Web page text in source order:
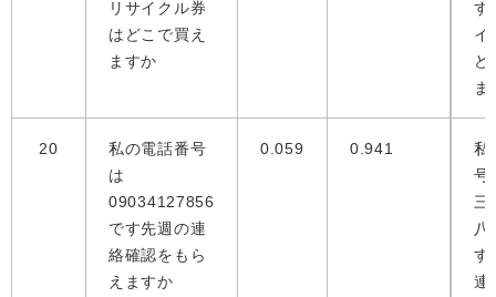
リサイクル券
はどこで買え
ますか
す
イ
ど
ま
20
私の電話番号
は
09034127856
です先週の連
絡確認をもら
えますか
0.059 0.941
私
号
三
八
す
連